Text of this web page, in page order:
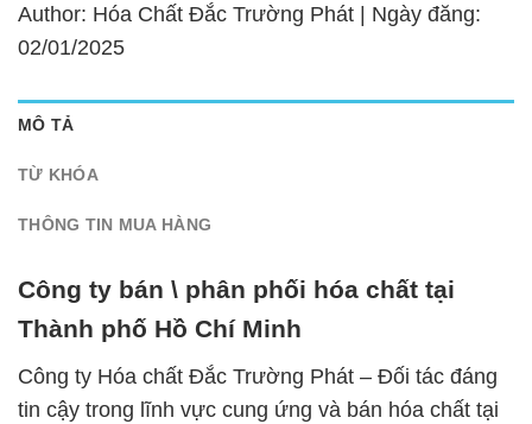
Author: Hóa Chất Đắc Trường Phát | Ngày đăng:
02/01/2025
MÔ TẢ
TỪ KHÓA
THÔNG TIN MUA HÀNG
Công ty bán \ phân phối hóa chất tại
Thành phố Hồ Chí Minh
Công ty Hóa chất Đắc Trường Phát – Đối tác đáng
tin cậy trong lĩnh vực cung ứng và bán hóa chất tại